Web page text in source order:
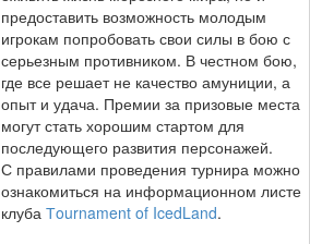
предоставить возможность молодым
игрокам попробовать свои силы в бою с
серьезным противником. В честном бою,
где все решает не качество амуниции, а
опыт и удача. Премии за призовые места
могут стать хорошим стартом для
последующего развития персонажей.
С правилами проведения турнира можно
ознакомиться на информационном листе
клуба Тournament of IcedLand.